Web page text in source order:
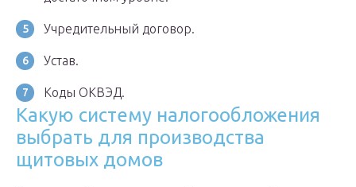
Учредительный договор.
Устав.
Коды ОКВЭД.
Какую систему налогообложения
выбрать для производства
щитовых домов